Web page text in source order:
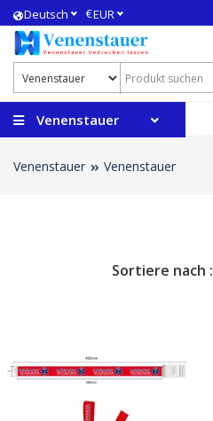
Deutsch €EUR
Venenstauer
Venenstauer Venenstauer
Sortiere nach :